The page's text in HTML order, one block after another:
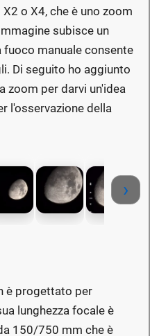
o X4, che è uno zoom
subisce un
fuoco manuale consente
Di seguito ho aggiunto
zoom per darvi un'idea
l'osservazione della
›
è progettato per
lunghezza focale è
150/750 mm che è